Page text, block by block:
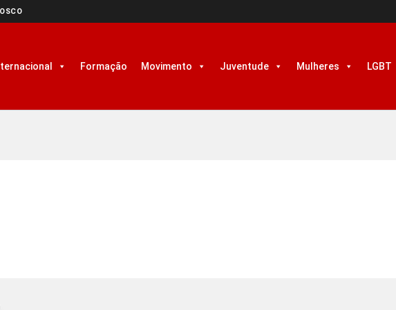
Formação Movimento Juventude Mulheres LGBT